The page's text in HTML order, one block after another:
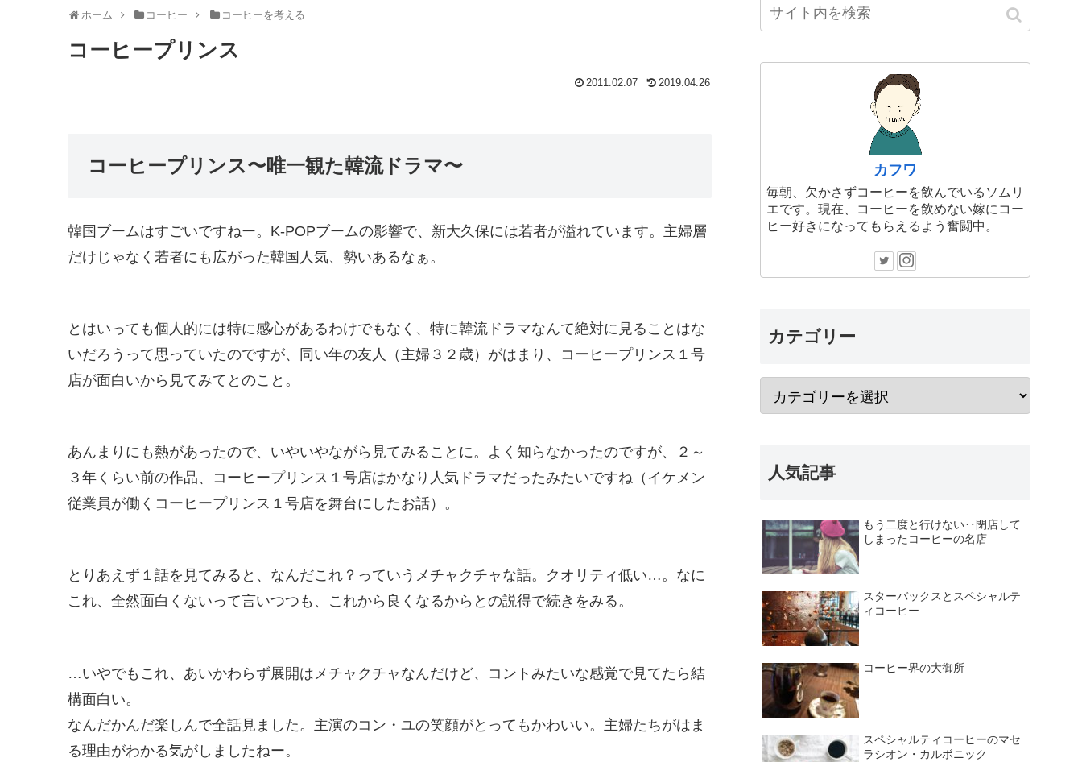
ホーム コーヒー コーヒーを考える
コーヒープリンス
2011.02.07 2019.04.26
コーヒープリンス〜唯一観た韓流ドラマ〜
韓国ブームはすごいですねー。K-POPブームの影響で、新大久保には若者が溢れています。主婦層
だけじゃなく若者にも広がった韓国人気、勢いあるなぁ。
とはいっても個人的には特に感心があるわけでもなく、特に韓流ドラマなんて絶対に見ることはな
いだろうって思っていたのですが、同い年の友人（主婦３２歳）がはまり、コーヒープリンス１号
店が面白いから見てみてとのこと。
あんまりにも熱があったので、いやいやながら見てみることに。よく知らなかったのですが、２～
３年くらい前の作品、コーヒープリンス１号店はかなり人気ドラマだったみたいですね（イケメン
従業員が働くコーヒープリンス１号店を舞台にしたお話）。
とりあえず１話を見てみると、なんだこれ？っていうメチャクチャな話。クオリティ低い…。なに
これ、全然面白くないって言いつつも、これから良くなるからとの説得で続きをみる。
…いやでもこれ、あいかわらず展開はメチャクチャなんだけど、コントみたいな感覚で見てたら結
構面白い。
なんだかんだ楽しんで全話見ました。主演のコン・ユの笑顔がとってもかわいい。主婦たちがはま
る理由がわかる気がしましたねー。
カフワ
毎朝、欠かさずコーヒーを飲んでいるソムリ
エです。現在、コーヒーを飲めない嫁にコー
ヒー好きになってもらえるよう奮闘中。
カテゴリー
人気記事
もう二度と行けない‥閉店して
しまったコーヒーの名店
スターバックスとスペシャルテ
ィコーヒー
コーヒー界の大御所
スペシャルティコーヒーのマセ
ラシオン・カルボニック